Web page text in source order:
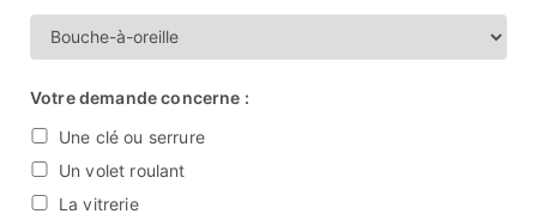
Votre demande concerne :
Une clé ou serrure
Un volet roulant
La vitrerie